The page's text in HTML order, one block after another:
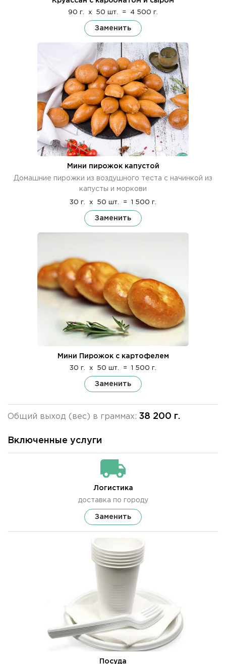
90 г. x 50 шт. = 4 500 г.
Заменить
Мини пирожок капустой
Домашние пирожки из воздушного теста с начинкой из
капусты и моркови
30 г. x 50 шт. = 1 500 г.
Заменить
Мини Пирожок с картофелем
30 г. x 50 шт. = 1 500 г.
Заменить
Общий выход (вес) в граммах: 38 200 г.
Включенные услуги
Логистика
доставка по городу
Заменить
Посуда